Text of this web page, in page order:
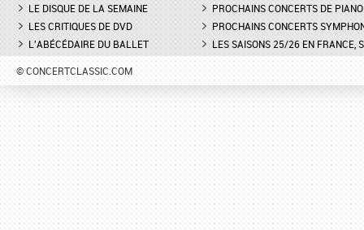
LE DISQUE DE LA SEMAINE
LES CRITIQUES DE DVD
L'ABÉCÉDAIRE DU BALLET
PROCHAINS CONCERTS DE PIANO
PROCHAINS CONCERTS
LES SAISONS 25/26 EN FRANCE,
© CONCERTCLASSIC.COM